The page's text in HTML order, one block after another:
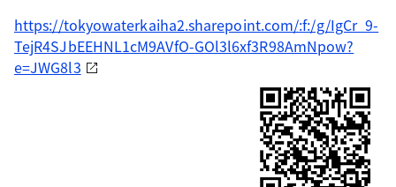
https://tokyowaterkaiha2.sharepoint.com/:f:/g/IgCr_9-
TejR4SJbEEHNL1cM9AVfO-GOl3l6xf3R98AmNpow?
e=JWG8l3